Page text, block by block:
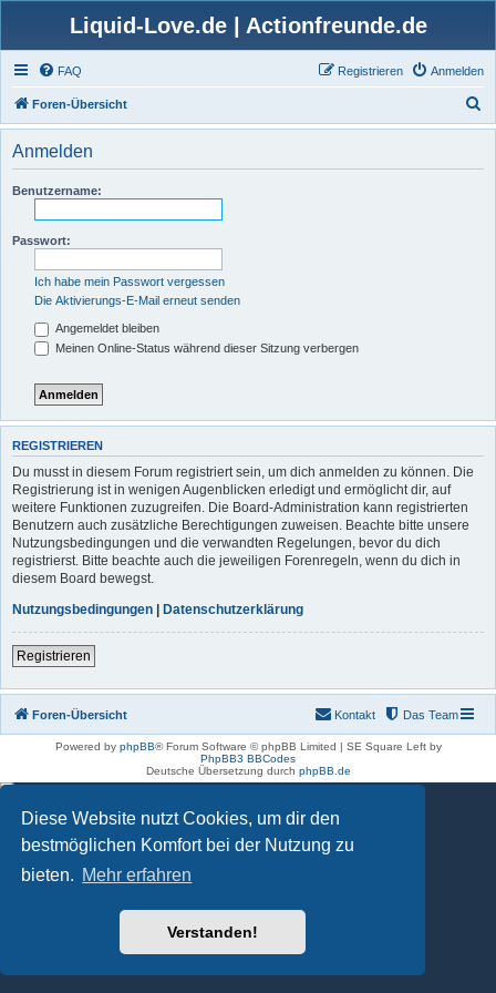
Diese Website nutzt Cookies, um dir den
bestmöglichen Komfort bei der Nutzung zu
bieten. Mehr erfahren
Verstanden!
Liquid-Love.de | Actionfreunde.de
FAQ Anmelden
Registrieren
Foren-Übersicht
u
Anmelden
Benutzername:
Passwort:
Ich habe mein Passwort vergessen
Die Aktivierungs-E-Mail erneut senden
Angemeldet bleiben
Meinen Online-Status während dieser Sitzung verbergen
REGISTRIEREN
Du musst in diesem Forum registriert sein, um dich anmelden zu können. Die
Registrierung ist in wenigen Augenblicken erledigt und ermöglicht dir, auf
weitere Funktionen zuzugreifen. Die Board-Administration kann registrierten
Benutzern auch zusätzliche Berechtigungen zuweisen. Beachte bitte unsere
Nutzungsbedingungen und die verwandten Regelungen, bevor du dich
registrierst. Bitte beachte auch die jeweiligen Forenregeln, wenn du dich in
diesem Board bewegst.
Nutzungsbedingungen | Datenschutzerklärung
Registrieren
Foren-Übersicht Das Team
Kontakt
Powered by phpBB® Forum Software © phpBB Limited | SE Square Left by
PhpBB3 BBCodes
Deutsche Übersetzung durch phpBB.de